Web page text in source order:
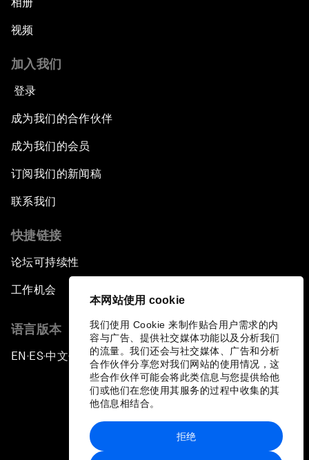
本网站使用 cookie
我们使用 Cookie 来制作贴合用户需求的内
容与广告、提供社交媒体功能以及分析我们
的流量。我们还会与社交媒体、广告和分析
合作伙伴分享您对我们网站的使用情况，这
些合作伙伴可能会将此类信息与您提供给他
们或他们在您使用其服务的过程中收集的其
他信息相结合。
拒绝
视频
加入我们
登录
成为我们的合作伙伴
成为我们的会员
订阅我们的新闻稿
联系我们
快捷链接
论坛可持续性
工作机会
语言版本
EN ▪ES▪中文▪ 日本語